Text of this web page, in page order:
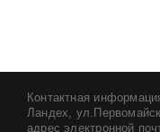
Контактная
Ландех,
адрес электронной